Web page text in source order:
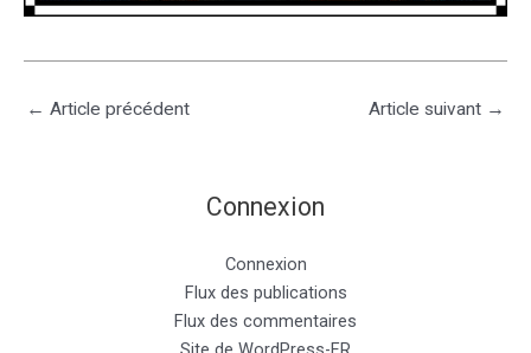
← Article précédent Article suivant →
Connexion
Connexion
Flux des publications
Flux des commentaires